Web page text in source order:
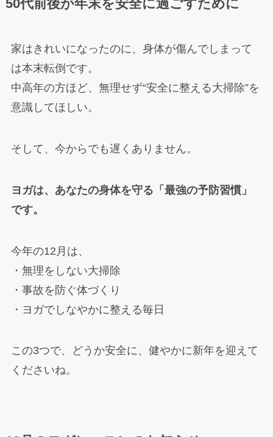
50代前後が年末を安全に過ごすために
家はきれいになったのに、身体が傷んでしまって
は本末転倒です。
中高年の方ほど、無理せず“安全に整える大掃除”を
意識してほしい。
そして、今からでも遅くありません。
ヨガは、あなたの身体を守る「最強の予防習慣」
です。
今年の12月は、
・無理をしない大掃除
・事故を防ぐ体づくり
・ヨガでしなやかに整える毎日
この3つで、どうか安全に、健やかに新年を迎えて
くださいね。